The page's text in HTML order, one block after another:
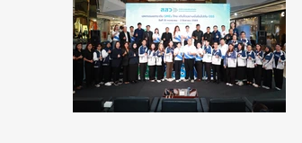
ว่าการกระทรวงการพัฒนาสังคมและ
ความมั่นคงของมนุษย์ (รมว.พม.) เป็น
ประธานเปิดงานสัมมนาวิชาการระดับ
ชาติด้านคนพิการ ครั้งที่ 18 (NCPD
2026) ภายใต้แนวคิด “From Learning
to Earning : Innovation for Persons